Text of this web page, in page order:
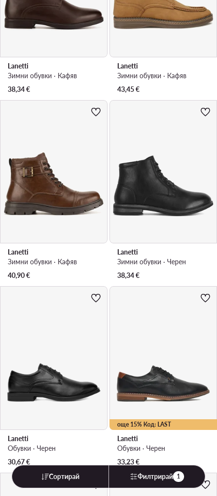
Lanetti
Зимни обувки · Кафяв
38,34€
Lanetti
Зимни обувки · Кафяв
43,45€
Lanetti
Зимни обувки · Кафяв
40,90€
Lanetti
Зимни обувки · Черен
38,34€
Lanetti
Обувки · Черен
30,67€
още 15% Код: LAST
Lanetti
Обувки · Черен
33,23€
Сортирай
Филтрирай 1